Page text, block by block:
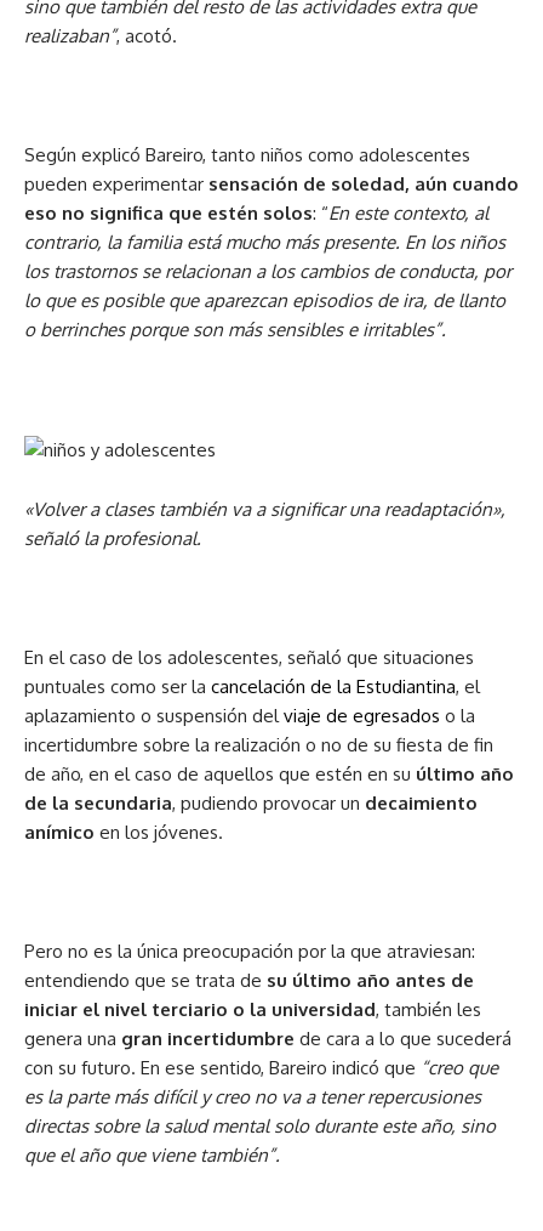
sino que también del resto de las actividades extra que
realizaban”, acotó.
Según explicó Bareiro, tanto niños como adolescentes
pueden experimentar sensación de soledad, aún cuando
eso no significa que estén solos: “En este contexto, al
contrario, la familia está mucho más presente. En los niños
los trastornos se relacionan a los cambios de conducta, por
lo que es posible que aparezcan episodios de ira, de llanto
o berrinches porque son más sensibles e irritables”.
«Volver a clases también va a significar una readaptación»,
señaló la profesional.
En el caso de los adolescentes, señaló que situaciones
puntuales como ser la cancelación de la Estudiantina, el
aplazamiento o suspensión delviaje de egresados o la
incertidumbre sobre la realización o no de su fiesta de fin
de año, en el caso de aquellos que estén en su último año
de la secundaria, pudiendo provocar un decaimiento
anímico en los jóvenes.
Pero no es la única preocupación por la que atraviesan:
entendiendo que se trata de su último año antes de
iniciar el nivel terciario o la universidad, también les
genera una gran incertidumbre de cara a lo que sucederá
con su futuro. En ese sentido, Bareiro indicó que “creo que
es la parte más difícil y creo no va a tener repercusiones
directas sobre la salud mental solo durante este año, sino
que el año que viene también”.